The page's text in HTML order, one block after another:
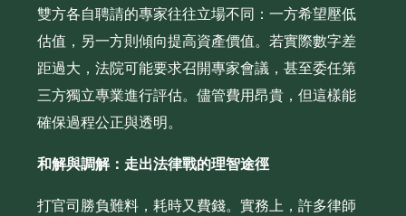
雙方各自聘請的專家往往立場不同：一方希望壓低
估值，另一方則傾向提高資產價值。若實際數字差
距過大，法院可能要求召開專家會議，甚至委任第
三方獨立專業進行評估。儘管費用昂貴，但這樣能
確保過程公正與透明。
和解與調解：走出法律戰的理智途徑
打官司勝負難料，耗時又費錢。實務上，許多律師